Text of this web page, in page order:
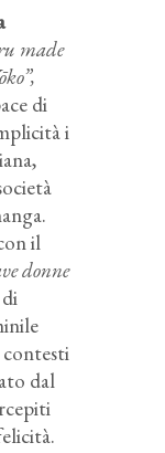
made
di
i
il
donne
dal